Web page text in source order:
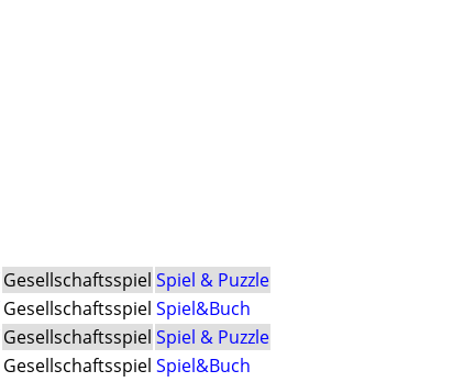
Gesellschaftsspiel Spiel & Puzzle
Gesellschaftsspiel Spiel&Buch
Gesellschaftsspiel Spiel & Puzzle
Gesellschaftsspiel Spiel&Buch